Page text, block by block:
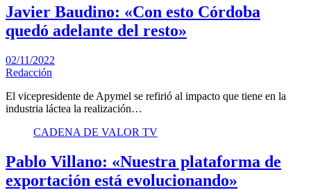
Javier Baudino: «Con esto Córdoba
quedó adelante del resto»
02/11/2022
Redacción
El vicepresidente de Apymel se refirió al impacto que tiene en la
industria láctea la realización…
CADENA DE VALOR TV
Pablo Villano: «Nuestra plataforma de
exportación está evolucionando»